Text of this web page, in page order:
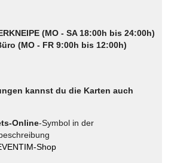
(MO - SA 18:00h bis 24:00h)
(MO - FR 9:00h bis 12:00h)
kannst du die Karten auch
Online-Symbol in der
Shop